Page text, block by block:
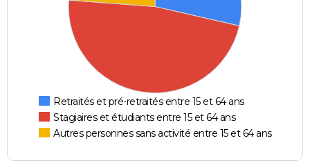
Retraités et pré-retraités entre 15 et 64 ans
Stagiaires et étudiants entre 15 et 64 ans
Autres personnes sans activité entre 15 et 64 ans